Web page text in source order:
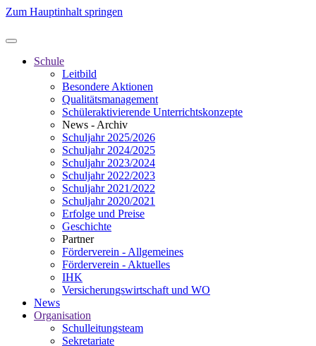
Zum Hauptinhalt springen
Schule
Leitbild
Besondere Aktionen
Qualitätsmanagement
Schüleraktivierende Unterrichtskonzepte
News - Archiv
Schuljahr 2025/2026
Schuljahr 2024/2025
Schuljahr 2023/2024
Schuljahr 2022/2023
Schuljahr 2021/2022
Schuljahr 2020/2021
Erfolge und Preise
Geschichte
Partner
Förderverein - Allgemeines
Förderverein - Aktuelles
IHK
Versicherungswirtschaft und WO
News
Organisation
Schulleitungsteam
Sekretariate